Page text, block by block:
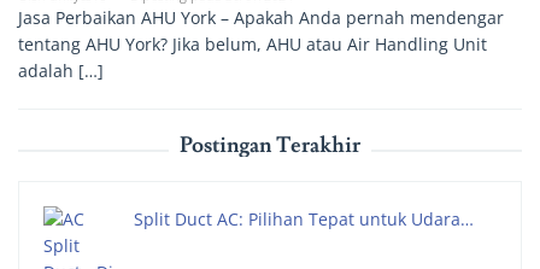
Jasa Perbaikan AHU York – Apakah Anda pernah mendengar
tentang AHU York? Jika belum, AHU atau Air Handling Unit
adalah […]
Postingan Terakhir
Split Duct AC: Pilihan Tepat untuk Udara…